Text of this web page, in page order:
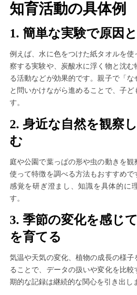
知育活動の具体例
1. 簡単な実験で原因
例えば、水に色をつけた紙タオルを
察する実験や、炭酸水に浮く物と沈
る活動などが効果的です。親子で「な
と問いかけながら進めることで、子ど
す。
2. 身近な自然を観察
む
庭や公園で葉っぱの形や虫の動きを
使って特徴を調べる方法もおすすめ
感覚を研ぎ澄まし、知識を具体的に
す。
3. 季節の変化を感じ
を育てる
気温や天気の変化、植物の成長の様
ることで、データの扱いや変化を比
期的な記録は継続的な関心を引き出し